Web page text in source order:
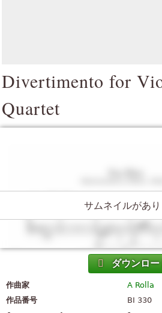
Divertimento for
Quartet
サムネイルがあ
ダウンロー
作曲家
A Rolla
作品番号
BI 330